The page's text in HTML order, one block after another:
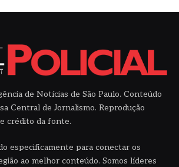
de Notícias de São Paulo. Conteúdo
Central de Jornalismo. Reprodução
crédito da fonte.
especificamente para conectar os
ao melhor conteúdo. Somos líderes